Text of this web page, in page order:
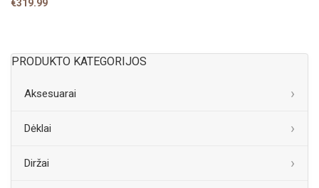
PRODUKTO KATEGORIJOS
Aksesuarai
Dėklai
Diržai
€319.99